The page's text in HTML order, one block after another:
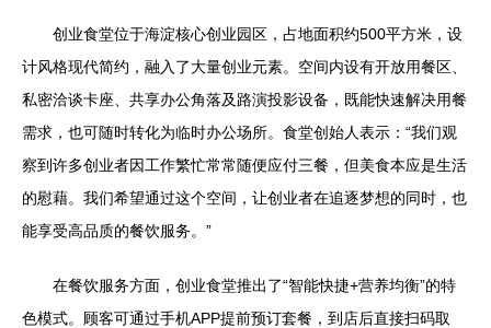
创业食堂位于海淀核心创业园区，占地面积约500平方米，设
计风格现代简约，融入了大量创业元素。空间内设有开放用餐区、
私密洽谈卡座、共享办公角落及路演投影设备，既能快速解决用餐
需求，也可随时转化为临时办公场所。食堂创始人表示：“我们观
察到许多创业者因工作繁忙常常随便应付三餐，但美食本应是生活
的慰藉。我们希望通过这个空间，让创业者在追逐梦想的同时，也
能享受高品质的餐饮服务。”
在餐饮服务方面，创业食堂推出了“智能快捷+营养均衡”的特
色模式。顾客可通过手机APP提前预订套餐，到店后直接扫码取